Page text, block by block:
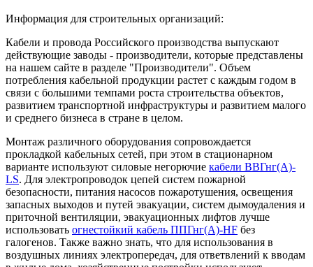
Информация для строительных организаций:
Кабели и провода Российского производства выпускают
действующие заводы - производители, которые представлены
на нашем сайте в разделе "Производители". Объем
потребления кабельной продукции растет с каждым годом в
связи с большими темпами роста строительства объектов,
развитием транспортной инфраструктуры и развитием малого
и среднего бизнеса в стране в целом.
Монтаж различного оборудования сопровождается
прокладкой кабельных сетей, при этом в стационарном
варианте используют силовые негорючие кабели ВВГнг(А)-
LS. Для электропроводок цепей систем пожарной
безопасности, питания насосов пожаротушения, освещения
запасных выходов и путей эвакуации, систем дымоудаления и
приточной вентиляции, эвакуационных лифтов лучше
использовать огнестойкий кабель ППГнг(А)-HF без
галогенов. Также важно знать, что для использования в
воздушных линиях электропередач, для ответвлений к вводам